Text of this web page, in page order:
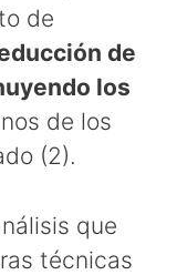
de
de
los
de los
(2).
que
técnicas